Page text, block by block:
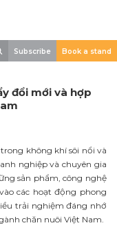
Subscribe Book a stand
đổi mới và hợp
không khí sôi nổi và
nghiệp và chuyên gia
sản phẩm, công nghệ
các hoạt động phong
trải nghiệm đáng nhớ
chăn nuôi Việt Nam.